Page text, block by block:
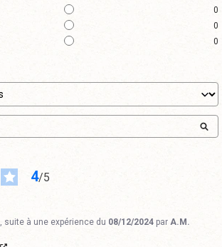
0
0
0
4/5
, suite à une expérience du 08/12/2024 par A.M.